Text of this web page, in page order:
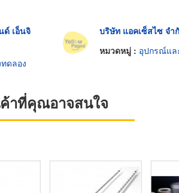
ด์ เอ็นจิ
ดลอง
บริษัท แอคเซ็สไซ จำ
หมวดหมู่ : อุปกรณ์แล
าที่คุณอาจสนใจ